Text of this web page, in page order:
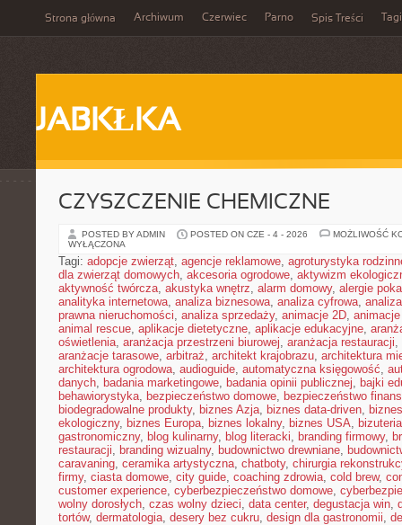
Strona główna Archiwum Czerwiec Parno Spis Treści Tagi
JABKŁKA
CZYSZCZENIE CHEMICZNE
POSTED BY ADMIN POSTED ON CZE - 4 - 2026
MOŻLIWOŚĆ
WYŁĄCZONA
Tagi: adopcje zwierząt, agencje reklamowe, agroturystyka
dla zwierząt domowych, akcesoria ogrodowe, aktywizm
aktywność twórcza, akustyka wnętrz, alarm domowy, alergie
analityka internetowa, analiza biznesowa, analiza cyfrowa,
prawna nieruchomości, analiza sprzedaży, animacje 2D,
animal rescue, aplikacje dietetyczne, aplikacje edukacyjne,
oświetlenia, aranżacja przestrzeni biurowej, aranżacja restauracji,
aranżacje tarasowe, arbitraż, architekt krajobrazu, architektura
architektura ogrodowa, audioguide, automatyczna księgowość,
danych, badania marketingowe, badania opinii publicznej, bajki
behawiorystyka, bezpieczeństwo domowe, bezpieczeństwo
biodegradowalne produkty, biznes Azja, biznes data-driven,
ekologiczny, biznes Europa, biznes lokalny, biznes USA,
gastronomiczny, blog kulinarny, blog literacki, branding firmowy,
restauracji, branding wizualny, budownictwo drewniane,
caravaning, ceramika artystyczna, chatboty, chirurgia
firmy, ciasta domowe, city guide, coaching zdrowia, cold brew,
customer experience, cyberbezpieczeństwo domowe,
wolny dorosłych, czas wolny dzieci, data center, degustacja win,
tortów, dermatologia, desery bez cukru, design dla gastronomii,